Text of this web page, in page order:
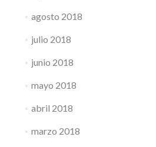
agosto 2018
julio 2018
junio 2018
mayo 2018
abril 2018
marzo 2018